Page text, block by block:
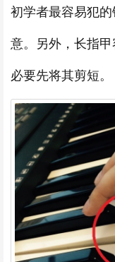
初学者最容易犯
意。另外，长指
必要先将其剪短。